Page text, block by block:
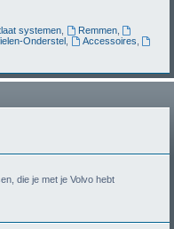
systemen, Remmen,
Onderstel, Accessoires
die je met je Volvo hebt